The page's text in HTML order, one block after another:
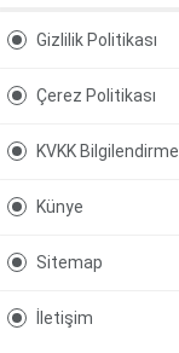
Gizlilik Politikası
Çerez Politikası
KVKK Bilgilendirme
Künye
Sitemap
İletişim